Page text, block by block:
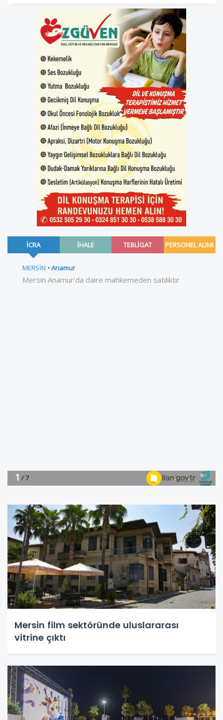
Mersin film sektöründe uluslararası
vitrine çıktı